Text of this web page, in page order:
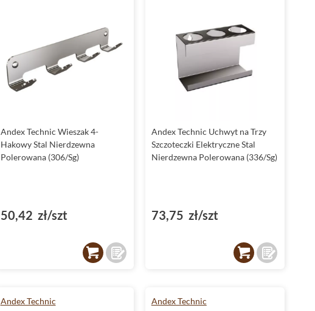
Andex Technic Wieszak 4-
Hakowy Stal Nierdzewna
Polerowana (306/Sg)
50,42 zł/szt
Andex Technic Uchwyt na Trzy
Szczoteczki Elektryczne Stal
Nierdzewna Polerowana (336/Sg)
73,75 zł/szt
Andex Technic Andex Technic